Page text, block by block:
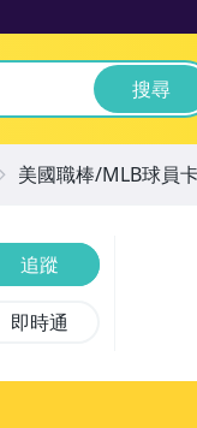
搜尋
追蹤
即時通
美國職棒/MLB球員